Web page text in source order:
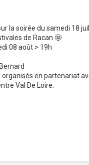
la soirée du samedi 18
de Racan 🤩
08 août > 19h
en partenariat
Val De Loire.